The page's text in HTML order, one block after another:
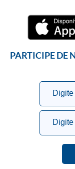
PARTICIPE DE